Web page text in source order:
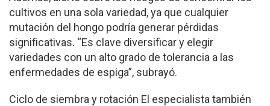
cultivos en una sola variedad, ya que cualquier
mutación del hongo podría generar pérdidas
significativas. “Es clave diversificar y elegir
variedades con un alto grado de tolerancia a las
enfermedades de espiga”, subrayó.
Ciclo de siembra y rotación El especialista también